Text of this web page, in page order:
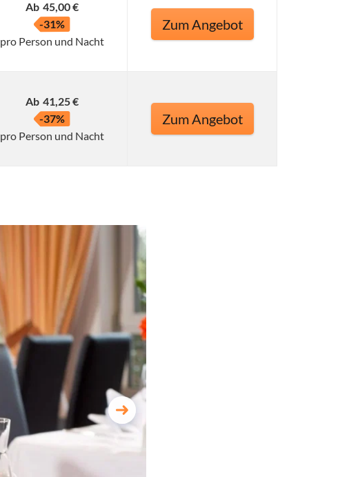
Ab 45,00 €
-31%
pro Person und Nacht
Zum Angebot
Ab 41,25 €
-37%
pro Person und Nacht
Zum Angebot